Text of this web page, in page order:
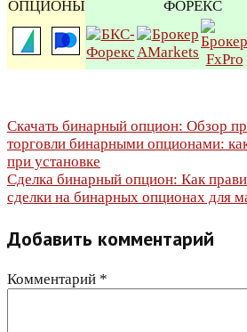
ОПЦИОНЫ ФОРЕКС
Навигация
по
записям
Скачать бинарный опцион: Обзор
торговли бинарными опционами:
при установке
Сделка бинарный опцион: Как
сделки на бинарных опционах для
Добавить комментарий
Комментарий *